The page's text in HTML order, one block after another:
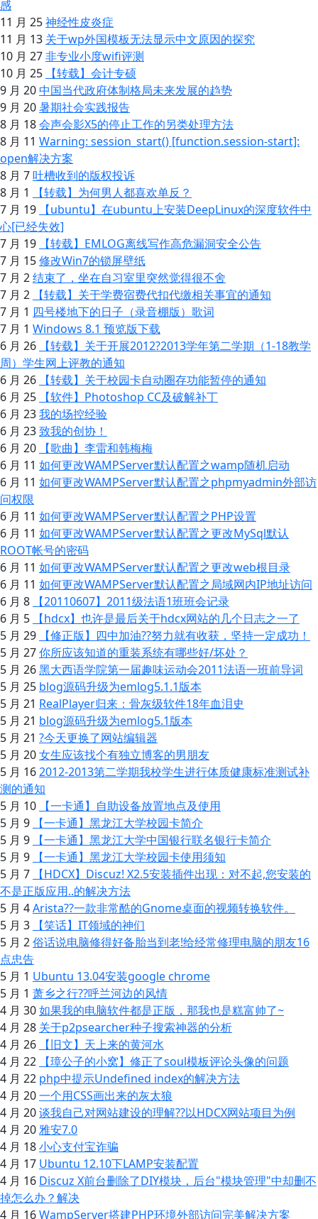
感
11 月 25神经性皮炎症
11 月 13 关于wp外国模板无法显示中文原因的探究
10 月 27非专业小度wifi评测
10 月 25
【转载】会计专硕
9 月 20中国当代政府体制格局未来发展的趋势
9 月 20暑期社会实践报告
8 月 18会声会影X5的停止工作的另类处理方法
8 月 11 Warning: session_start() [function.session-start]:
open解决方案
8 月 7吐槽收到的版权投诉
8 月 1
【转载】为何男人都喜欢单反？
7 月 19
【ubuntu】在ubuntu上安装DeepLinux的深度软件中
心[已经失效]
7 月 19
【转载】EMLOG离线写作高危漏洞安全公告
7 月 15修改Win7的锁屏壁纸
7 月 2结束了，坐在自习室里突然觉得很不舍
7 月 2
【转载】关于学费宿费代扣代缴相关事宜的通知
7 月 1 四号楼地下的日子（录音棚版）歌词
7 月 1 Windows 8.1 预览版下载
6 月 26
【转载】关于开展2012?2013学年第二学期（1-18教学
周）学生网上评教的通知
6 月 26
【转载】关于校园卡自动圈存功能暂停的通知
6 月 25
【软件】Photoshop CC及破解补丁
6 月 23我的场控经验
6 月 23致我的创协！
6 月 20
【歌曲】李雷和韩梅梅
6 月 11 如何更改WAMPServer默认配置之wamp随机启动
6 月 11 如何更改WAMPServer默认配置之phpmyadmin外部访
问权限
6 月 11 如何更改WAMPServer默认配置之PHP设置
6 月 11 如何更改WAMPServer默认配置之更改MySql默认
ROOT帐号的密码
6 月 11 如何更改WAMPServer默认配置之更改web根目录
6 月 11 如何更改WAMPServer默认配置之局域网内IP地址访问
6 月 8
【20110607】2011级法语1班班会记录
6 月 5
【hdcx】也许是最后关于hdcx网站的几个日志之一了
5 月 29
【修正版】四中加油??努力就有收获，坚持一定成功！
5 月 27你所应该知道的重装系统有哪些好/坏处？
5 月 26黑大西语学院第一届趣味运动会2011法语一班前导词
5 月 25 blog源码升级为emlog5.1.1版本
5 月 21 RealPlayer归来：骨灰级软件18年血泪史
5 月 21 blog源码升级为emlog5.1版本
5 月 21 ?今天更换了网站编辑器
5 月 20女生应该找个有独立博客的男朋友
5 月 162012-2013第二学期我校学生进行体质健康标准测试补
测的通知
5 月 10
【一卡通】自助设备放置地点及使用
5 月 9
【一卡通】黑龙江大学校园卡简介
5 月 9
【一卡通】黑龙江大学中国银行联名银行卡简介
5 月 9
【一卡通】黑龙江大学校园卡使用须知
5 月 7
【HDCX】Discuz! X2.5安装插件出现：对不起,您安装的
不是正版应用..的解决方法
5 月 4Arista??一款非常酷的Gnome桌面的视频转换软件。
5 月 3
【笑话】IT领域的神们
5 月 2俗话说电脑修得好备胎当到老!给经常修理电脑的朋友16
点忠告
5 月 1 Ubuntu 13.04安装google chrome
5 月 1 萧乡之行??呼兰河边的风情
4 月 30如果我的电脑软件都是正版，那我也是糕富帅了~
4 月 28 关于p2psearcher种子搜索神器的分析
4 月 26
【旧文】天上来的黄河水
4 月 22
【璋公子的小窝】修正了soul模板评论头像的问题
4 月 22 php中提示Undefined index的解决方法
4 月 20一个用CSS画出来的灰太狼
4 月 20谈我自己对网站建设的理解??以HDCX网站项目为例
4 月 20雅安7.0
4 月 18小心支付宝诈骗
4 月 17 Ubuntu 12.10下LAMP安装配置
4 月 16 Discuz X前台删除了DIY模块，后台"模块管理"中却删不
掉怎么办？解决
4 月 16WampServer搭建PHP环境外部访问完美解决方案